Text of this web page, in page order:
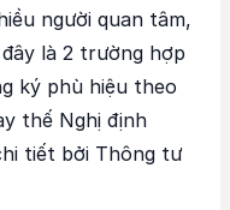
người quan tâm,
là 2 trường hợp
ký phù hiệu theo
thế Nghị định
tiết bởi Thông tư